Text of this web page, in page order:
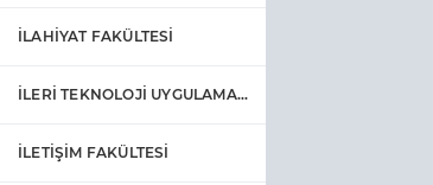
İLAHİYAT FAKÜLTESİ
İLERİ TEKNOLOJİ UYGULAMA VE ARAŞTIRMA MERKEZİ
İLETİŞİM FAKÜLTESİ